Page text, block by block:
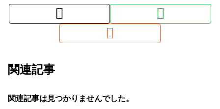
関連記事
関連記事は見つかりませんでした。